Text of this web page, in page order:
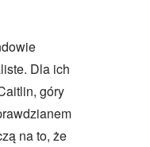
Dla ich
góry
na to, że